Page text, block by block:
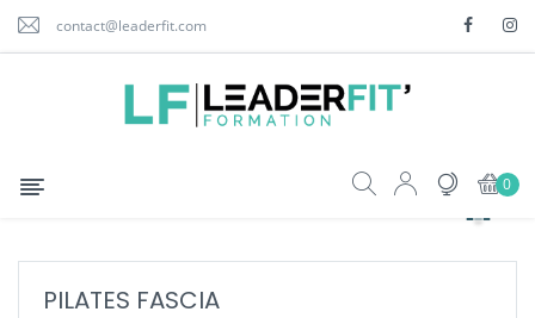
contact@leaderfit.com
Basculer
☰ 0
PILATES FASCIA